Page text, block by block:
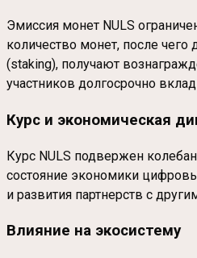
Эмиссия монет NULS
количество монет, после
(staking), получают
участников долгосрочно
Курс и экономическая
Курс NULS подвержен
состояние экономики
и развития партнерств с
Влияние на экосистему